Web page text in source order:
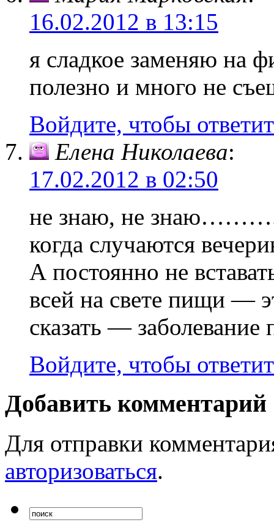
16.02.2012 в 13:15
я сладкое заменяю на
полезно и много не
Войдите, чтобы
Елена Николаева:
17.02.2012 в 02:50
не знаю, не
когда случаются
А постоянно не
всей на свете пищи —
сказать — заболевание
Войдите, чтобы
Добавить комментарий
Для отправки
авторизоваться.